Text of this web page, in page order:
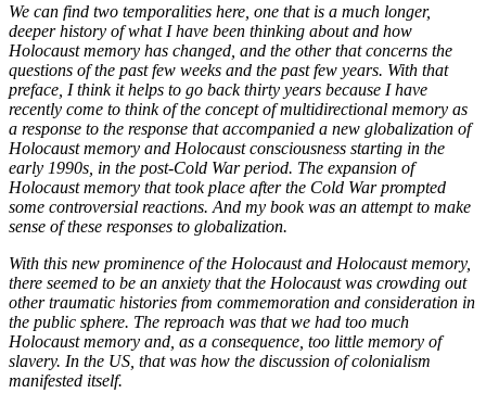
We can find two temporalities here, one that is a much longer,
deeper history of what I have been thinking about and how
Holocaust memory has changed, and the other that concerns the
questions of the past few weeks and the past few years. With that
preface, I think it helps to go back thirty years because I have
recently come to think of the concept of multidirectional memory as
a response to the response that accompanied a new globalization of
Holocaust memory and Holocaust consciousness starting in the
early 1990s, in the post-Cold War period. The expansion of
Holocaust memory that took place after the Cold War prompted
some controversial reactions. And my book was an attempt to make
sense of these responses to globalization.
With this new prominence of the Holocaust and Holocaust memory,
there seemed to be an anxiety that the Holocaust was crowding out
other traumatic histories from commemoration and consideration in
the public sphere. The reproach was that we had too much
Holocaust memory and, as a consequence, too little memory of
slavery. In the US, that was how the discussion of colonialism
manifested itself.